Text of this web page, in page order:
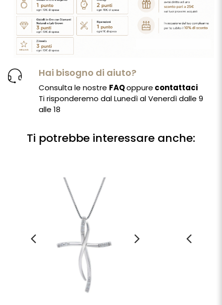
Hai bisogno di aiuto?
Consulta le nostre FAQoppure contattaci
Ti risponderemo dal Lunedì al Venerdì dalle 9
alle 18
Ti potrebbe interessare anche: